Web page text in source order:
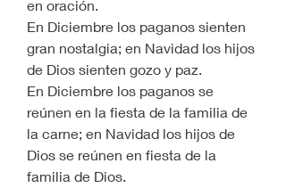
en oración.
En Diciembre los paganos sienten
gran nostalgia; en Navidad los hijos
de Dios sienten gozo y paz.
En Diciembre los paganos se
reúnen en la fiesta de la familia de
la carne; en Navidad los hijos de
Dios se reúnen en fiesta de la
familia de Dios.